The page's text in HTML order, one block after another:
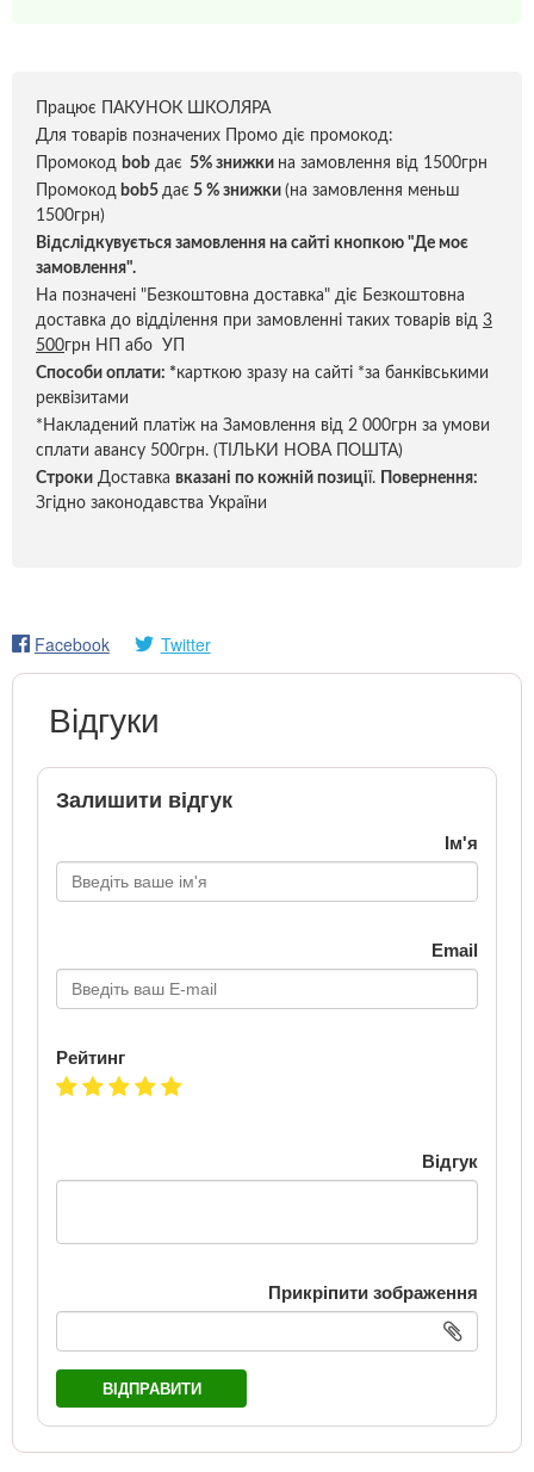
Працює ПАКУНОК ШКОЛЯРА
Для товарів позначених Промо діє промокод:
Промокод bob дає 5% знижки на замовлення від 1500грн
Промокод bob5 дає 5 % знижки (на замовлення меньш
1500грн)
Відслідкувується замовлення на сайті кнопкою "Де моє
замовлення".
На позначені "Безкоштовна доставка" діє Безкоштовна
доставка до відділення при замовленні таких товарів від 3
500грн НП або УП
Способи оплати: *карткою зразу на сайті *за банківськими
реквізитами
*Накладений платіж на Замовлення від 2 000грн за умови
сплати авансу 500грн. (ТІЛЬКИ НОВА ПОШТА)
Строки Доставка вказані по кожній позиції.
Повернення:
Згідно законодавства України
Facebook Twitter
Відгуки
Залишити відгук
Ім'я
Email
Рейтинг
Відгук
Прикріпити зображення
ВІДПРАВИТИ